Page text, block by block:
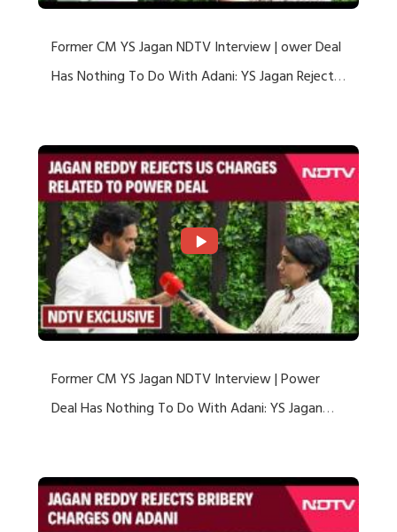
Former CM YS Jagan NDTV Interview | ower Deal
Has Nothing To Do With Adani: YS Jagan Rejects
Former CM YS Jagan NDTV Interview | Power
Deal Has Nothing To Do With Adani: YS Jagan